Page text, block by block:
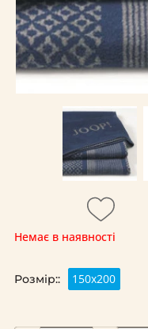
Немає в наявності
Розмір:: 150х200